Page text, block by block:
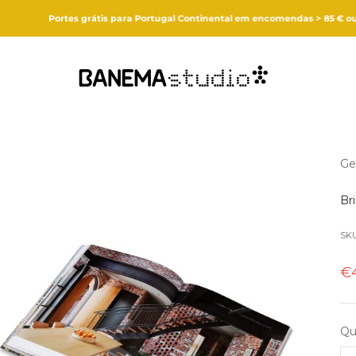
Portes grátis para Portugal Continental em encomendas > 85 € ou
Banema Studio